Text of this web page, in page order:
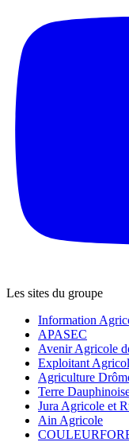
Les sites du groupe
Information
APASEC
Avenir Agricole
Exploitant
Agriculture
Terre
Jura Agricole et
Ain Agricole